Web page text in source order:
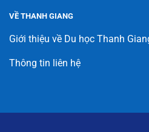
VỀ THANH GIANG
Giới thiệu về Du học Thanh
Thông tin liên hệ